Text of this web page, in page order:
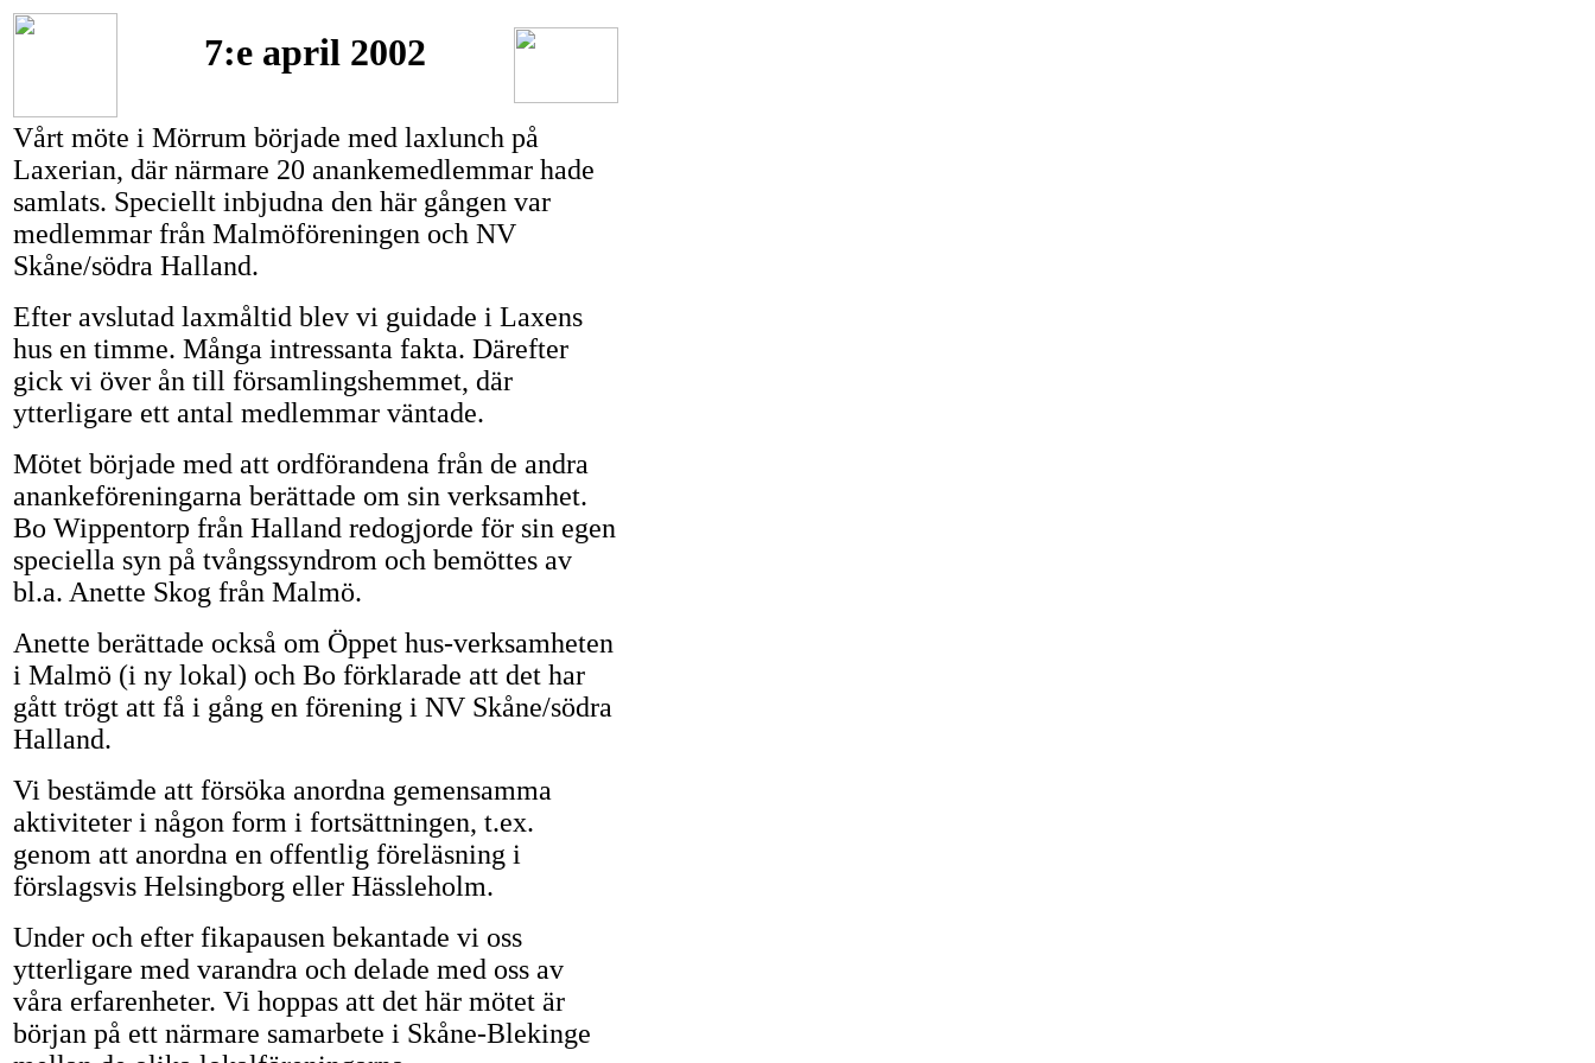
7:e april 2002
Vårt möte i Mörrum började med laxlunch på
Laxerian, där närmare 20 anankemedlemmar hade
samlats. Speciellt inbjudna den här gången var
medlemmar från Malmöföreningen och NV
Skåne/södra Halland.
Efter avslutad laxmåltid blev vi guidade i Laxens
hus en timme. Många intressanta fakta. Därefter
gick vi över ån till församlingshemmet, där
ytterligare ett antal medlemmar väntade.
Mötet började med att ordförandena från de andra
anankeföreningarna berättade om sin verksamhet.
Bo Wippentorp från Halland redogjorde för sin egen
speciella syn på tvångssyndrom och bemöttes av
bl.a. Anette Skog från Malmö.
Anette berättade också om Öppet hus-verksamheten
i Malmö (i ny lokal) och Bo förklarade att det har
gått trögt att få i gång en förening i NV Skåne/södra
Halland.
Vi bestämde att försöka anordna gemensamma
aktiviteter i någon form i fortsättningen, t.ex.
genom att anordna en offentlig föreläsning i
förslagsvis Helsingborg eller Hässleholm.
Under och efter fikapausen bekantade vi oss
ytterligare med varandra och delade med oss av
våra erfarenheter. Vi hoppas att det här mötet är
början på ett närmare samarbete i Skåne-Blekinge